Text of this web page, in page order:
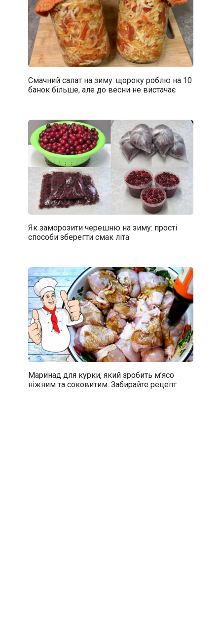
Смачний салат на зиму: щороку роблю на 10
банок більше, але до весни не вистачає
Як заморозити черешню на зиму: прості
способи зберегти смак літа
Маринад для курки, який зробить м’ясо
ніжним та соковитим. Забирайте рецепт